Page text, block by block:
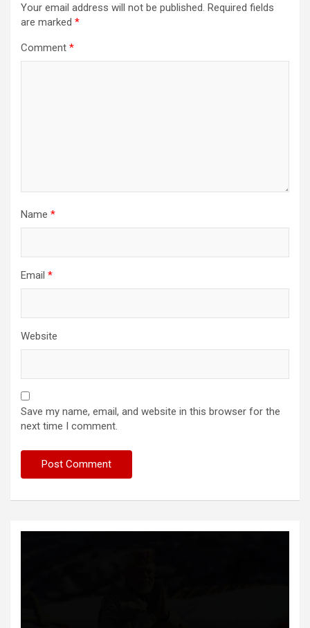
Your email address will not be published. Required fields
are marked *
Comment *
Name *
Email *
Website
Save my name, email, and website in this browser for the
next time I comment.